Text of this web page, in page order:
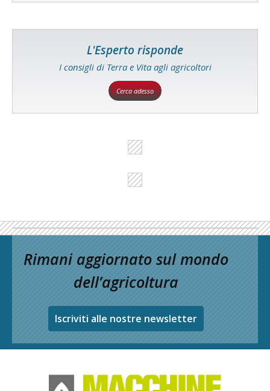
L'Esperto risponde
I consigli di Terra e Vita agli agricoltori
Cerca adesso
Rimani aggiornato sul mondo
dell’agricoltura
Iscriviti alle nostre newsletter